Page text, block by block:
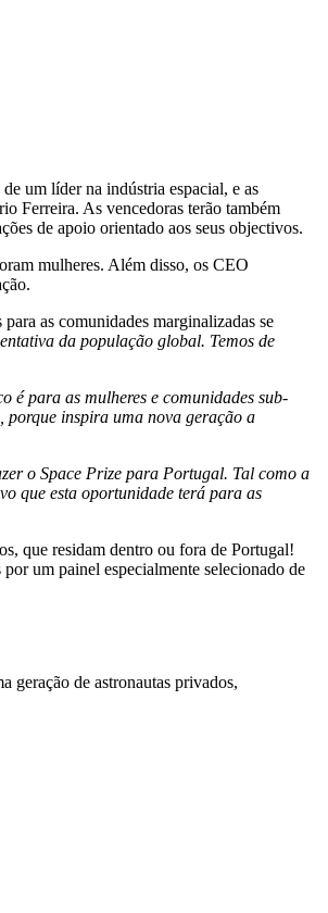
um líder na indústria espacial, e as
Ferreira. As vencedoras terão também
de apoio orientado aos seus objectivos.
mulheres. Além disso, os CEO
as comunidades marginalizadas se
da população global. Temos de
é para as mulheres e comunidades sub-
porque inspira uma nova geração a
o Space Prize para Portugal. Tal como a
que esta oportunidade terá para as
que residam dentro ou fora de Portugal!
um painel especialmente selecionado de
geração de astronautas privados,